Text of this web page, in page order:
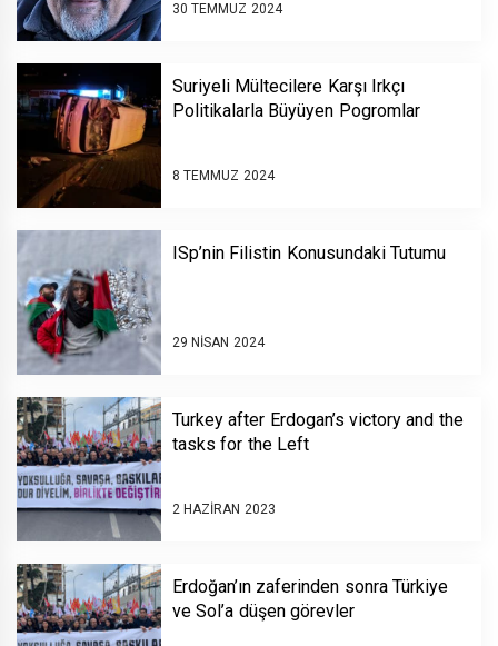
30 TEMMUZ 2024
Suriyeli Mültecilere Karşı Irkçı
Politikalarla Büyüyen Pogromlar
8 TEMMUZ 2024
ISp’nin Filistin Konusundaki Tutumu
29 NISAN 2024
Turkey after Erdogan’s victory and the
tasks for the Left
2 HAZIRAN 2023
Erdoğan’ın zaferinden sonra Türkiye
ve Sol’a düşen görevler